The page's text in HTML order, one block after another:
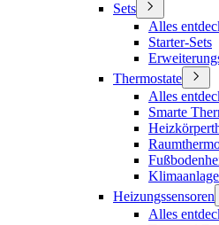
Sets
Alles
Starter-Sets
Thermostate
Alles
Smarte
Heizungssensoren
Alles